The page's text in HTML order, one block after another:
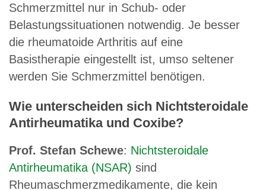
Schmerzmittel nur in Schub- oder
Belastungssituationen notwendig. Je besser
die rheumatoide Arthritis auf eine
Basistherapie eingestellt ist, umso seltener
werden Sie Schmerzmittel benötigen.
Wie unterscheiden sich Nichtsteroidale
Antirheumatika und Coxibe?
Prof. Stefan Schewe: Nichtsteroidale
Antirheumatika (NSAR) sind
Rheumaschmerzmedikamente, die kein